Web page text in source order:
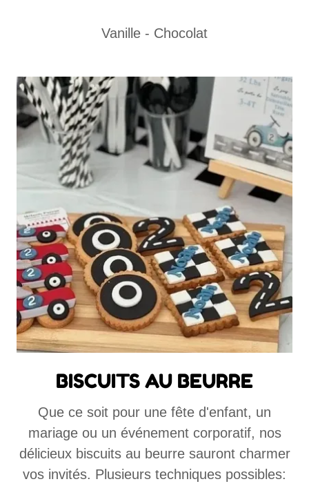
Vanille - Chocolat
BISCUITS AU BEURRE
Que ce soit pour une fête d'enfant, un
mariage ou un événement corporatif, nos
délicieux biscuits au beurre sauront charmer
vos invités. Plusieurs techniques possibles: